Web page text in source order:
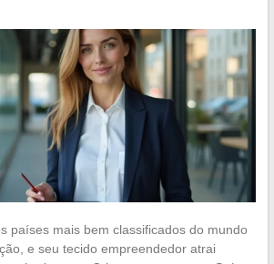
países mais bem classificados do mundo
e seu tecido empreendedor atrai